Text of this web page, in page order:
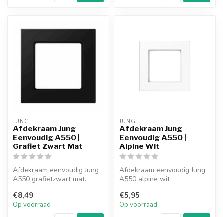
JUNG
Afdekraam Jung
Eenvoudig A550 |
Grafiet Zwart Mat
Afdekraam eenvoudig Jung
A550 grafietzwart mat.
€8,49
Op voorraad
JUNG
Afdekraam Jung
Eenvoudig A550 |
Alpine Wit
Afdekraam eenvoudig Jung
A550 alpine wit
neutraal ontwe...
€5,95
Op voorraad